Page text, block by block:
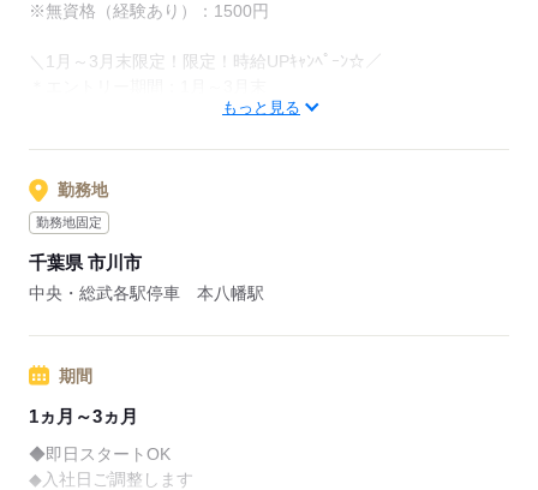
※無資格（経験あり）：1500円
＼1月～3月末限定！限定！時給UPｷｬﾝﾍﾟｰﾝ☆／
その日を起点に3ヵ月以内にご就業いただいた方
※他のキャンペーンとの併用不可
※退職日がエントリー日から半年たっていない方は対象外
※対象施設限定
■月収例：316,800円＋残業代＋交通費
（時給1,800円×8h×22日の場合）
■日払い有※規定あり
もっと見る
勤務地
勤務地固定
千葉県 市川市
中央・総武各駅停車 本八幡駅
期間
1ヵ月～3ヵ月
◆即日スタートOK
◆入社日ご調整します